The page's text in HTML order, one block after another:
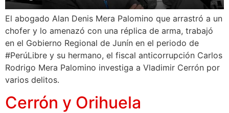
El abogado Alan Denis Mera Palomino que arrastró a un
chofer y lo amenazó con una réplica de arma, trabajó
en el Gobierno Regional de Junín en el periodo de
#PerúLibre y su hermano, el fiscal anticorrupción Carlos
Rodrigo Mera Palomino investiga a Vladimir Cerrón por
varios delitos.
Cerrón y Orihuela